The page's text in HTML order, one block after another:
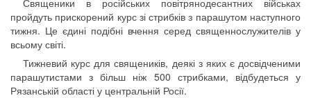
Священики в російських повітрянодесантних військах
пройдуть прискорений курс зі стрибків з парашутом наступного
тижня. Це єдині подібні вчення серед священнослужителів у
всьому світі.
Тижневий курс для священиків, деякі з яких є досвідченими
парашутистами з більш ніж 500 стрибками, відбудеться у
Рязанській області у центральній Росії.